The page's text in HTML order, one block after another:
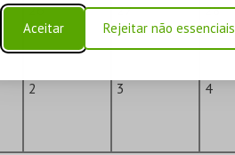
Aceitar Rejeitar não essenciais
26 27 28
2 3 4